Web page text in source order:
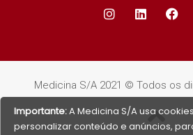
Medicina S/A 2021 © Todos os
Importante:A Medicina S/A usa
personalizar conteúdo e anúncios,